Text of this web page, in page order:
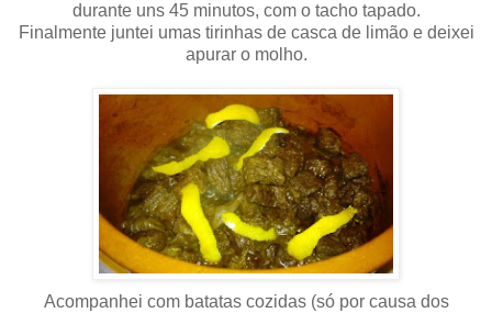
durante uns 45 minutos, com o tacho tapado.
Finalmente juntei umas tirinhas de casca de limão e deixei
apurar o molho.
Acompanhei com batatas cozidas (só por causa dos